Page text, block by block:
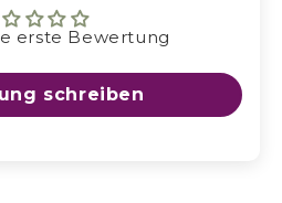
erste Bewertung
schreiben